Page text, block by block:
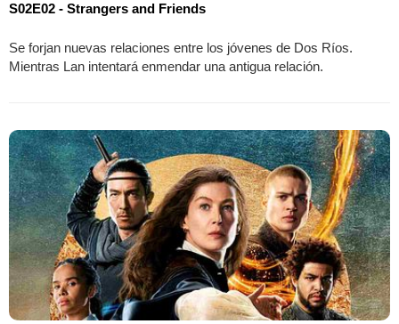
S02E02 - Strangers and Friends
Se forjan nuevas relaciones entre los jóvenes de Dos Ríos.
Mientras Lan intentará enmendar una antigua relación.